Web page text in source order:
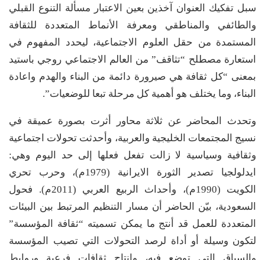
سبل تفكيك العنوان آخذين بعين الاعتبار مسألة التنوع القبلي
والطائفي والمناطقي ومعرفة الأنماط المتعددة للثقافة
المستمدة من حقل العلوم الاجتماعية، ليحدد المفهوم في
استعارة مصطلح “تثاقف” من العالم الاجتماعي روجي باستيد
بمعنى “كل ثقافة هي صيرورة دائمة من البناء والهدم واعادة
البناء، وما يختلف هو أهمية كل مرحلة تبعا للوضعيات”.
وتحدث المحاضر عن ثلاثة محاور أثرت بصورة عميقة في
نسيج المجتمعات الخليجية والعربية، وأحدثت تحولات اجتماعية
وثقافية وسياسية لا زالت تفعل فعلها إلى حد اليوم وهي:
ايدلولجيا تصدير الثورة الايرانية (1979م)، وحرب تحري
الكويت (1990م)، وأحداث الربيع العربي (2011م). فحول
السعودية، بيّن الحاضر أن مسار التنظيم المرتبط بين البيئات
المتعددة للعمل قد أنتج ما يمكن تسميته “ثقافة المؤسسة”
لتكون وسيلة أو أداة لرصد التحولات التي تصيب المؤسسة